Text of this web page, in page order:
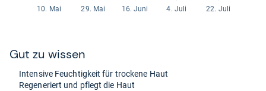
Gut zu wis­sen
Inten­sive Feuch­tig­keit für tro­ckene Haut
Rege­ne­riert und pflegt die Haut